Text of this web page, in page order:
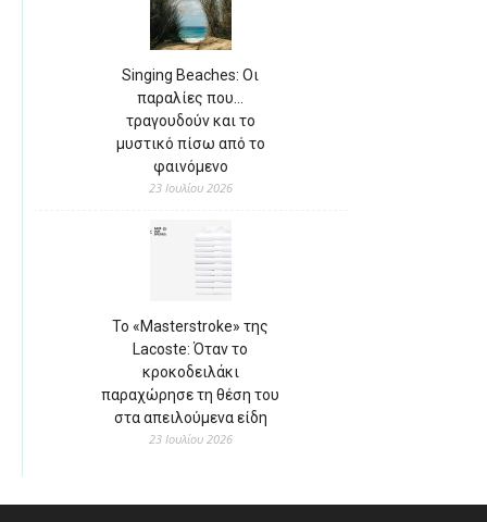
Singing Beaches: Οι
παραλίες που…
τραγουδούν και το
μυστικό πίσω από το
φαινόμενο
23 Ιουλίου 2026
Το «Masterstroke» της
Lacoste: Όταν το
κροκοδειλάκι
παραχώρησε τη θέση του
στα απειλούμενα είδη
23 Ιουλίου 2026